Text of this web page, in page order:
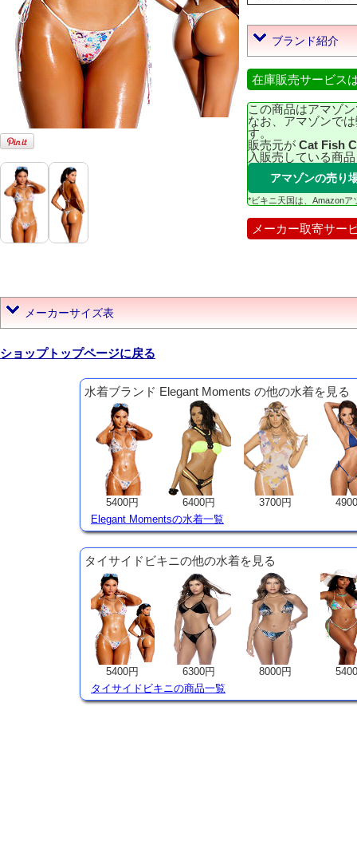
ブランド紹介
在庫販売サービス
この商品はアマゾ
なお、アマゾンで
す。
販売元が Cat Fish
入販売している商
アマゾンの売り
*ビキニ天国は、Amazon
メーカー取寄サー
メーカーサイズ表
ショップトップページに戻る
水着ブランド Elegant Moments の他の水着を見る
5400円 6400円 3700円
Elegant Momentsの水着一覧
タイサイドビキニの他の水着を見る
5400円 6300円 8000円
タイサイドビキニの商品一覧